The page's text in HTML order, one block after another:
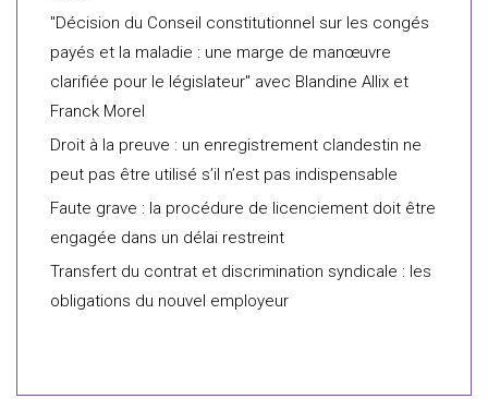
"Décision du Conseil constitutionnel sur les congés
payés et la maladie : une marge de manœuvre
clarifiée pour le législateur" avec Blandine Allix et
Franck Morel
Droit à la preuve : un enregistrement clandestin ne
peut pas être utilisé s’il n’est pas indispensable
Faute grave : la procédure de licenciement doit être
engagée dans un délai restreint
Transfert du contrat et discrimination syndicale : les
obligations du nouvel employeur